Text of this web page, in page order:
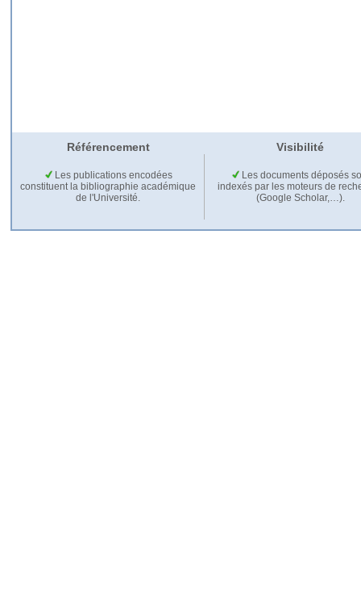
Référencement Visibilité
Les publications encodées
constituent la bibliographie académique
de l'Université.
Les documents déposés
indexés par les moteurs de
(Google Scholar,…).